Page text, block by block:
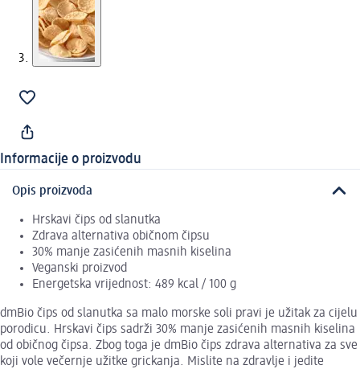
Informacije o proizvodu
Opis proizvoda
Hrskavi čips od slanutka
Zdrava alternativa običnom čipsu
30% manje zasićenih masnih kiselina
Veganski proizvod
Energetska vrijednost: 489 kcal / 100 g
dmBio čips od slanutka sa malo morske soli pravi je užitak za cijelu
porodicu. Hrskavi čips sadrži 30% manje zasićenih masnih kiselina
od običnog čipsa. Zbog toga je dmBio čips zdrava alternativa za sve
koji vole večernje užitke grickanja. Mislite na zdravlje i jedite